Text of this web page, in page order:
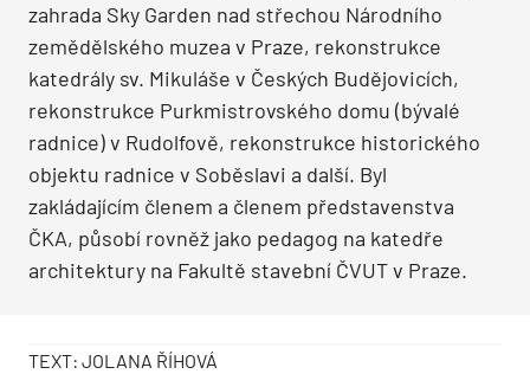
zahrada Sky Garden nad střechou Národního
zemědělského muzea v Praze, rekonstrukce
katedrály sv. Mikuláše v Českých Budějovicích,
rekonstrukce Purkmistrovského domu (bývalé
radnice) v Rudolfově, rekonstrukce historického
objektu radnice v Soběslavi a další. Byl
zakládajícím členem a členem představenstva
ČKA, působí rovněž jako pedagog na katedře
architektury na Fakultě stavební ČVUT v Praze.
TEXT: JOLANA ŘÍHOVÁ